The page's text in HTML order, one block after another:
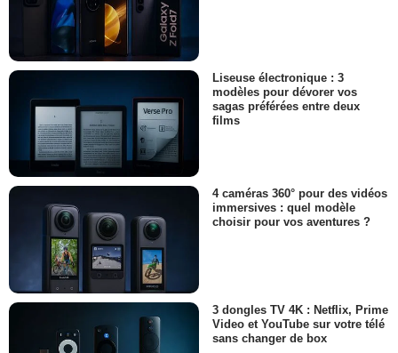
Liseuse électronique : 3
modèles pour dévorer vos
sagas préférées entre deux
films
4 caméras 360° pour des vidéos
immersives : quel modèle
choisir pour vos aventures ?
3 dongles TV 4K : Netflix, Prime
Video et YouTube sur votre télé
sans changer de box